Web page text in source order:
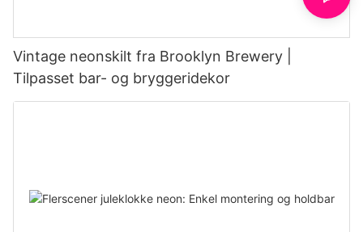
Vintage neonskilt fra Brooklyn Brewery |
Tilpasset bar- og bryggeridekor